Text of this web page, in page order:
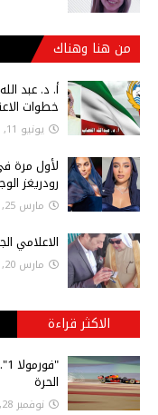
من هنا وهناك
أ‌. د. عبد
خطوات
يونيو 11, 2023
لأول مرة
رودريغز
مارس 25, 2023
الاعلامي
مارس 20, 2023
الاكثر قراءة
الحرة
نوفمبر 28, 2020